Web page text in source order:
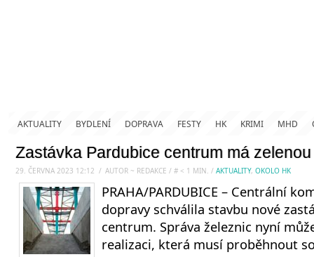
AKTUALITY BYDLENÍ DOPRAVA FESTY HK KRIMI MHD
Zastávka Pardubice centrum má zelenou
29. ČERVNA 2023 12:12 / AUTOR ~ REDAKCE / # < 1 MIN. / AKTUALITY, OKOLO HK
PRAHA/PARDUBICE – Centrální
dopravy schválila stavbu nové
centrum. Správa železnic nyní
realizaci, která musí proběhnout